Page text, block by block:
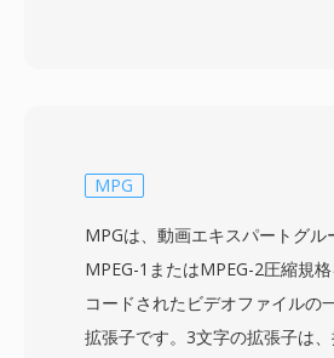
で、事実上あらゆるコーデック
2000年代にかけてパーソナル
での幅広い普及に貢献しました
として、シンプルな内部構造に
現代のコンテナと比較してバイ
MPG
MPGは、動画エキスパートグル
MPEG-1またはMPEG-2圧縮規
コードされたビデオファイルの
拡張子です。3文字の拡張子は